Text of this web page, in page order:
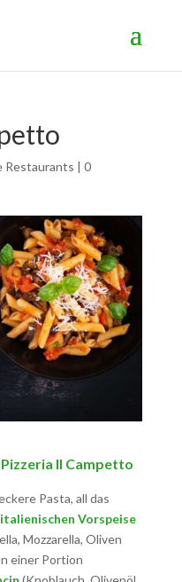
Restaurants | 0
Pizzeria Il Campetto
Pasta, all das
italienischen Vorspeise
Mozzarella, Oliven
einer Portion